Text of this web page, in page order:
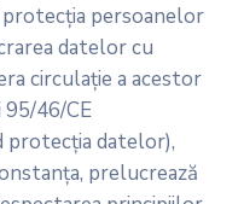
persoanelor
datelor cu
circulaţie a acestor
95/46/CE
protecţia datelor),
prelucrează